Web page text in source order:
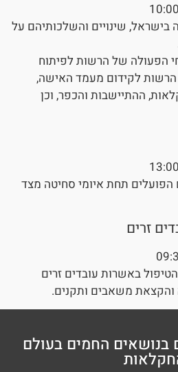
שינויים והשלכותיהם על
הפעולה של הרשות לפיתוח
הרשות לקידום מעמד האישה,
ההתיישבות והכפר, וכן
הפועלים תחת איומי סחיטה מצד
זרים
באשרות עובדים זרים
והקצאת משאבים ותקנים.
בנושאים החמים בעולם